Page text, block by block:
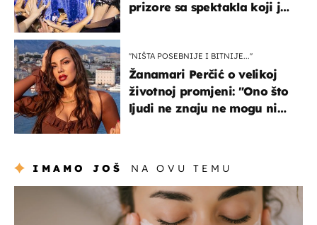
prizore sa spektakla koji je
''NIŠTA POSEBNIJE I BITNIJE...''
Žanamari Perčić o velikoj
životnoj promjeni: "Ono što
ljudi ne znaju ne mogu ni
IMAMO JOŠ NA OVU TEMU
moda & ljepota